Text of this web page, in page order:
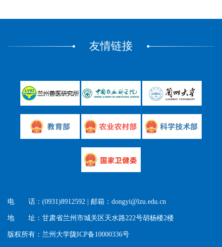
友情链接
电 话：(0931)8912592 | 邮箱：dongyi@lzu.edu.cn
地 址：甘肃省兰州市城关区天水路222号胡杨楼2楼
版权所有：兰州大学陇ICP备10000336号